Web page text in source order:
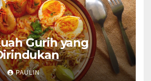
Gurih yang
PAULIN